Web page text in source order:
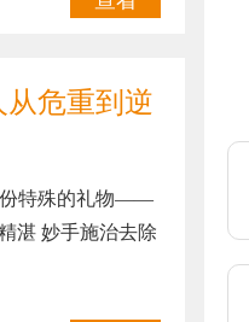
危重到逆
特殊的礼物——
湛 妙手施治去除